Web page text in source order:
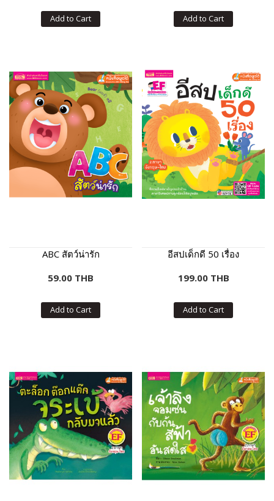
Add to Cart Add to Cart
ABC สัตว์น่ารัก
59.00 THB
Add to Cart
อีสปเด็กดี 50 เรื่อง
199.00 THB
Add to Cart